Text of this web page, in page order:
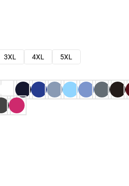
3XL 4XL
5XL